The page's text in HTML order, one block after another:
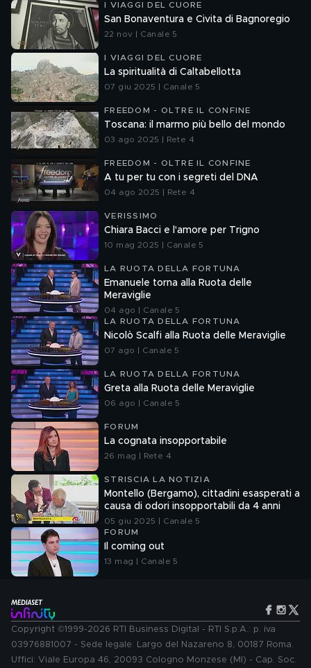
I VIAGGI DEL CUORE
San Bonaventura e Civita di Bagnoregio
22 nov | Canale 5
I VIAGGI DEL CUORE
La spiritualità di Caltabellotta
07 giu 2025 | Canale 5
FREEDOM - OLTRE IL CONFINE
Toscana: il marmo più bello del mondo
03 ago 2025 | Rete 4
FREEDOM - OLTRE IL CONFINE
A tu per tu con i segreti del DNA
04 ago 2025 | Rete 4
VERISSIMO
Chiara Bacci e l'amore per Trigno
10 mag 2025 | Canale 5
LA RUOTA DELLA FORTUNA
Emanuele torna alla Ruota delle
Meraviglie
04 ago | Canale 5
LA RUOTA DELLA FORTUNA
Nicolò Scalfi alla Ruota delle Meraviglie
07 ago | Canale 5
LA RUOTA DELLA FORTUNA
Greta alla Ruota delle Meraviglie
06 ago | Canale 5
FORUM
La cognata insopportabile
26 mag | Rete 4
STRISCIA LA NOTIZIA
Montello (Bergamo), cittadini esasperati a
causa di odori insopportabili da 4 anni
05 giu 2025 | Canale 5
FORUM
Il coming out
13 mag | Canale 5
Copyright ©1999-2026 RTI Business Digital - RTI S.p.A.: p. iva
03976881007 - Sede legale: Largo del Nazareno 8, 00187 Roma.
Uffici: Viale Europa 46, 20093 Cologno Monzese (MI) - Cap. Soc.